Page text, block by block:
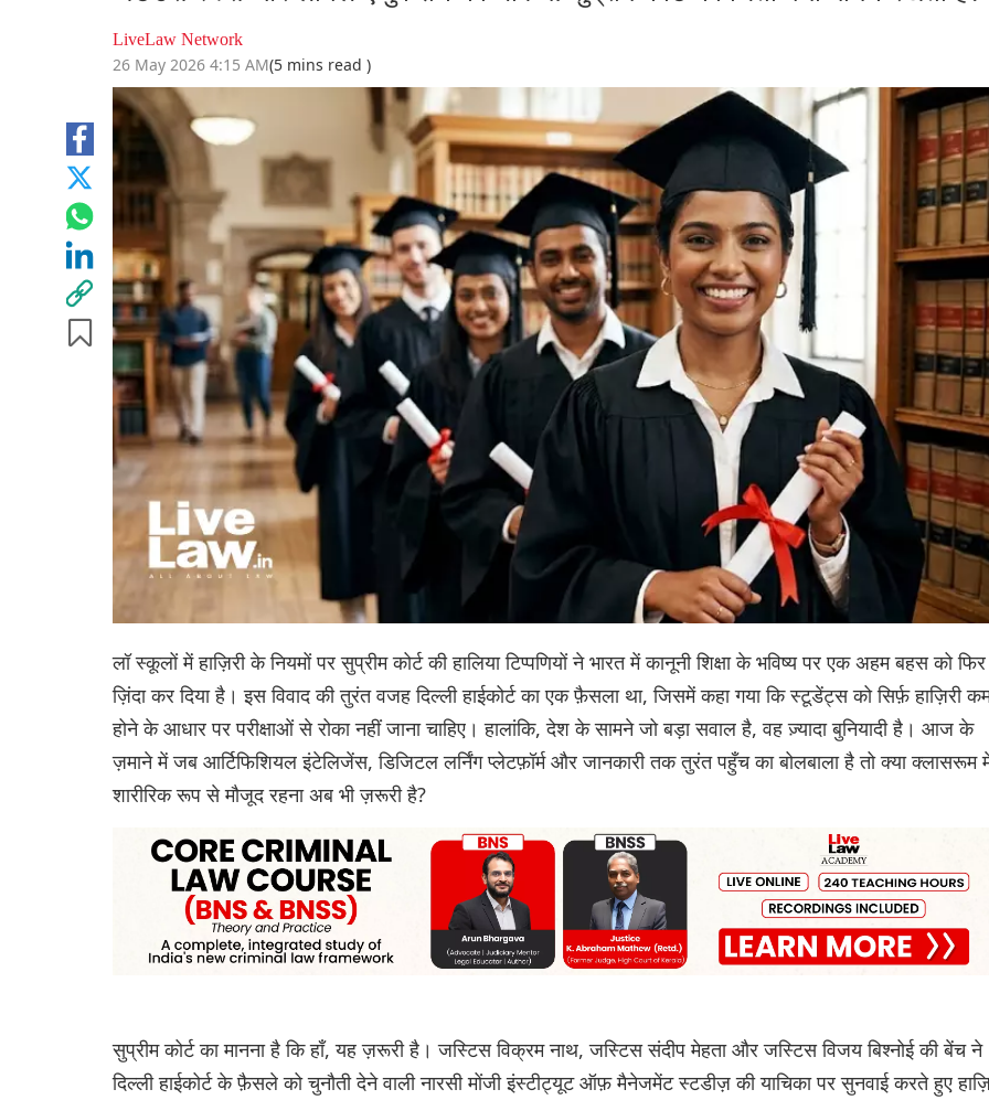
LiveLaw Network
26 May 2026 4:15 AM(5 mins read )
लॉ स्कूलों में हाज़िरी के नियमों पर सुप्रीम कोर्ट की हालिया टिप्पणियों ने भारत में कानूनी शिक्षा के भविष्य पर एक अहम बहस को
ज़िंदा कर दिया है। इस विवाद की तुरंत वजह दिल्ली हाईकोर्ट का एक फ़ैसला था, जिसमें कहा गया कि स्टूडेंट्स को सिर्फ़ हाज़िरी
होने के आधार पर परीक्षाओं से रोका नहीं जाना चाहिए। हालांकि, देश के सामने जो बड़ा सवाल है, वह ज़्यादा बुनियादी है। आज के
ज़माने में जब आर्टिफिशियल इंटेलिजेंस, डिजिटल लर्निंग प्लेटफ़ॉर्म और जानकारी तक तुरंत पहुँच का बोलबाला है तो क्या क्लासरूम
शारीरिक रूप से मौजूद रहना अब भी ज़रूरी है?
सुप्रीम कोर्ट का मानना ​​है कि हाँ, यह ज़रूरी है। जस्टिस विक्रम नाथ, जस्टिस संदीप मेहता और जस्टिस विजय बिश्नोई की बेंच ने
दिल्ली हाईकोर्ट के फ़ैसले को चुनौती देने वाली नारसी मोंजी इंस्टीट्यूट ऑफ़ मैनेजमेंट स्टडीज़ की याचिका पर सुनवाई करते हुए